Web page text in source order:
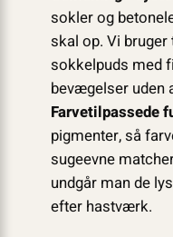
sokler og
skal op. Vi
sokkelpuds med
bevægelser uden
Farvetilpassede
pigmenter, så
sugeevne
undgår man de
efter hastværk.